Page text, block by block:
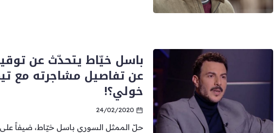
باسل خيّاط يتحدّث عن
عن تفاصيل مشاجرته مع
خولي؟!
24/02/2020
حلّ الممثل السوري باسل خيّاط، ضيفاً